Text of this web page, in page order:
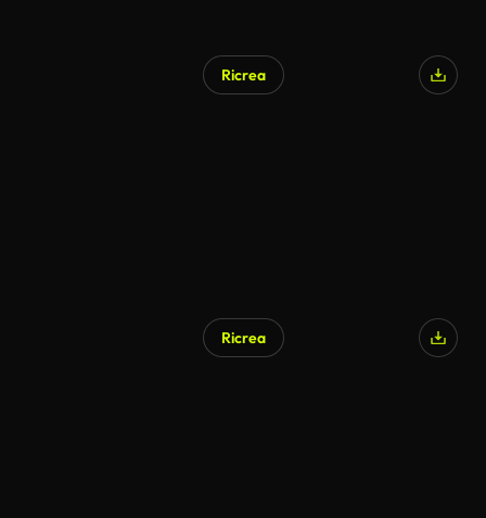
Ricrea
Ricrea